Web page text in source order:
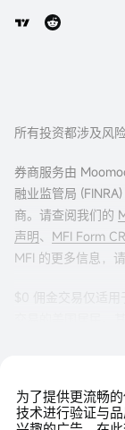
为了提供更流畅
技术进行验证与
所有投资都涉及风险
券商服务由
融业监管局
商。请查阅我们的
声明、 MFI Form
MFI 的更多信息，
$0 佣金交易仅适
交易的美国居民。
权交易策略之前，
权交易通常很复杂
Copyright © 2026